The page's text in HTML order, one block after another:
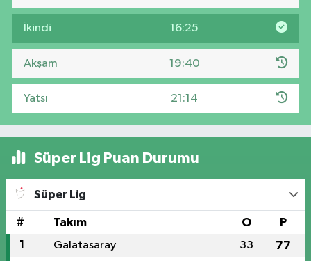
İkindi 16:25
Akşam 19:40
Yatsı 21:14
Süper Lig Puan Durumu
Süper Lig
# Takım O P
1 Galatasaray 33 77